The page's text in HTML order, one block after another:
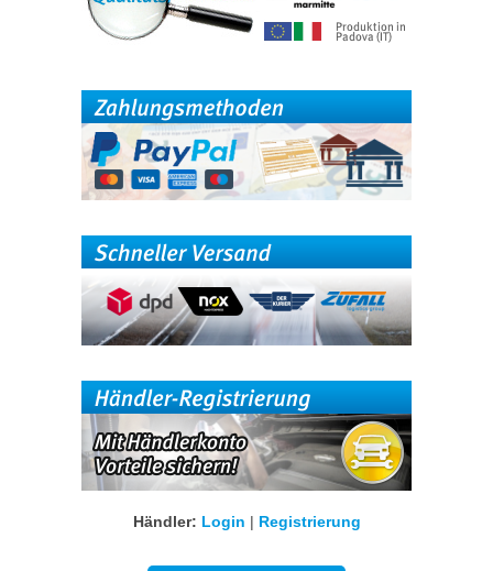
Händler: Login | Registrierung